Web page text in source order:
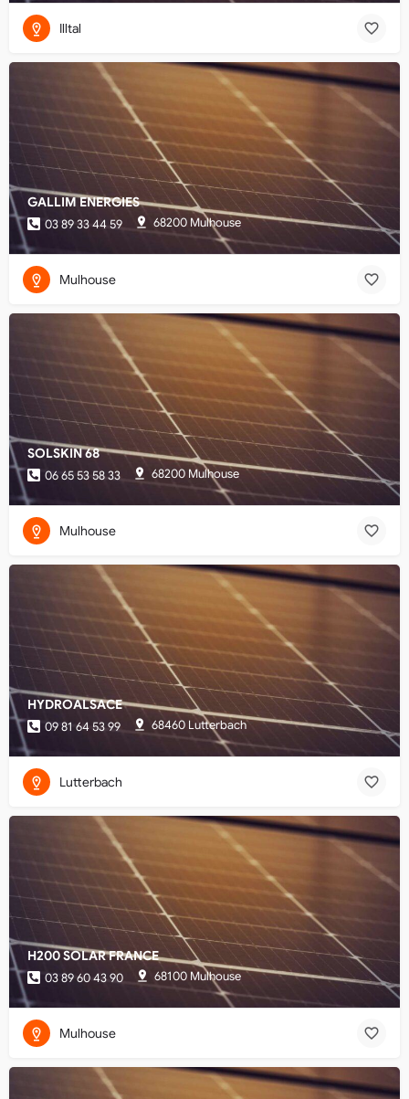
Illtal
GALLIM ENERGIES
03 89 33 44 59 68200 Mulhouse
Mulhouse
SOLSKIN 68
06 65 53 58 33 68200 Mulhouse
Mulhouse
HYDROALSACE
09 81 64 53 99 68460 Lutterbach
Lutterbach
H200 SOLAR FRANCE
03 89 60 43 90 68100 Mulhouse
Mulhouse